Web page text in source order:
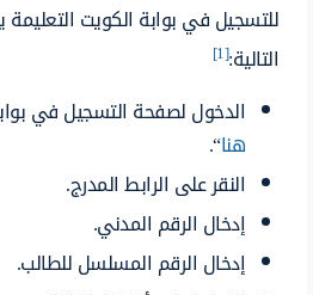
للتسجيل في بوابة الكويت التعليمة
التالية:[1]
الدخول لصفحة التسجيل في
هنا“.
النقر على الرابط المدرج.
إدخال الرقم المدني.
إدخال الرقم المسلسل للطالب.